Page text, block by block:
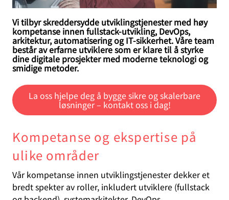
Vi tilbyr skreddersydde utviklingstjenester med høy
kompetanse innen fullstack-utvikling, DevOps,
arkitektur, automatisering og IT-sikkerhet. Våre team
består av erfarne utviklere som er klare til å styrke
dine digitale prosjekter med moderne teknologi og
smidige metoder.
La oss hjelpe deg å bygge sikre og skalerbare
løsninger – kontakt oss i dag!
Kompetanse og ekspertise på
ulike områder
Vår kompetanse innen utviklingstjenester dekker et
bredt spekter av roller, inkludert utviklere (fullstack